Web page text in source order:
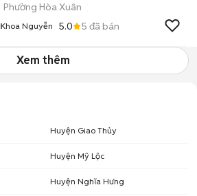
Phường Hòa Xuân
Khoa Nguyễn 5.0 5 đã bán
Xem thêm
Huyện Giao Thủy
Huyện Mỹ Lộc
Huyện Nghĩa Hưng